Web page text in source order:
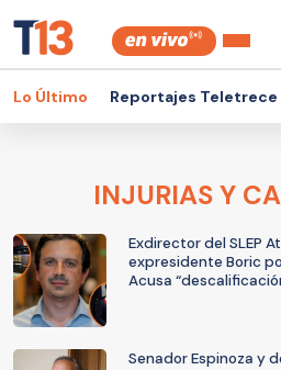
Lo Último Reportajes Teletrece
INJURIAS Y
Exdirector del SLEP
expresidente Boric
Acusa
Senador Espinoza y